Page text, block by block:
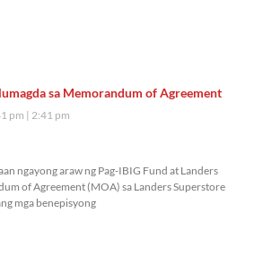
sa Memorandum of Agreement
pm 2:41 pm
ngayong araw ng Pag-IBIG Fund at Landers
of Agreement (MOA) sa Landers Superstore
mga benepisyong